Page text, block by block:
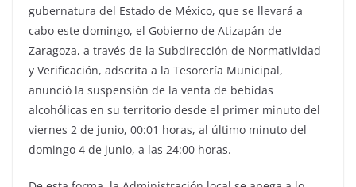
gubernatura del Estado de México, que se llevará a
cabo este domingo, el Gobierno de Atizapán de
Zaragoza, a través de la Subdirección de Normatividad
y Verificación, adscrita a la Tesorería Municipal,
anunció la suspensión de la venta de bebidas
alcohólicas en su territorio desde el primer minuto del
viernes 2 de junio, 00:01 horas, al último minuto del
domingo 4 de junio, a las 24:00 horas.